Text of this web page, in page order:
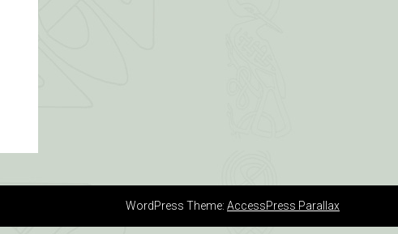
WordPress Theme: AccessPress Parallax